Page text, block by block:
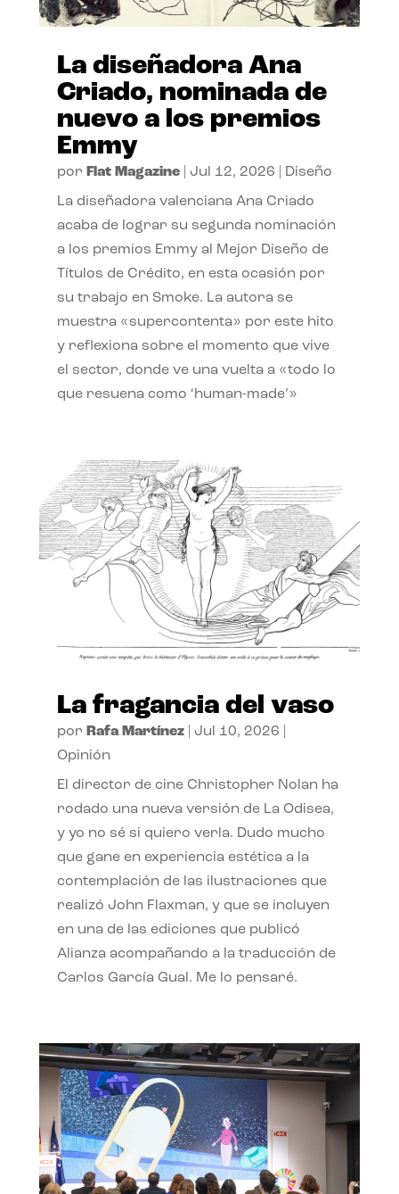
La diseñadora Ana
Criado, nominada de
nuevo a los premios
Emmy
por Flat Magazine| Jul 12, 2026 Diseño
La diseñadora valenciana Ana Criado
acaba de lograr su segunda nominación
a los premios Emmy al Mejor Diseño de
Títulos de Crédito, en esta ocasión por
su trabajo en Smoke. La autora se
muestra «supercontenta» por este hito
y reflexiona sobre el momento que vive
el sector, donde ve una vuelta a «todo lo
que resuena como ‘human-made’»
La fragancia del vaso
por Rafa Martínez| Jul 10, 2026
Opinión
El director de cine Christopher Nolan ha
rodado una nueva versión de La Odisea,
y yo no sé si quiero verla. Dudo mucho
que gane en experiencia estética a la
contemplación de las ilustraciones que
realizó John Flaxman, y que se incluyen
en una de las ediciones que publicó
Alianza acompañando a la traducción de
Carlos García Gual. Me lo pensaré.